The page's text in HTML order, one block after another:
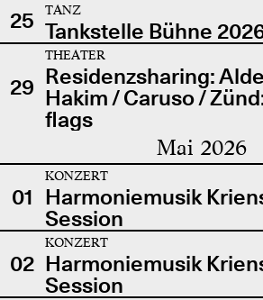
25
TANZ
Tankstelle Bühne
29
THEATER
Residenzsharing:
Hakim / Caruso /
flags
Mai 2026
01
KONZERT
Harmoniemusik
Session
02
KONZERT
Harmoniemusik
Session